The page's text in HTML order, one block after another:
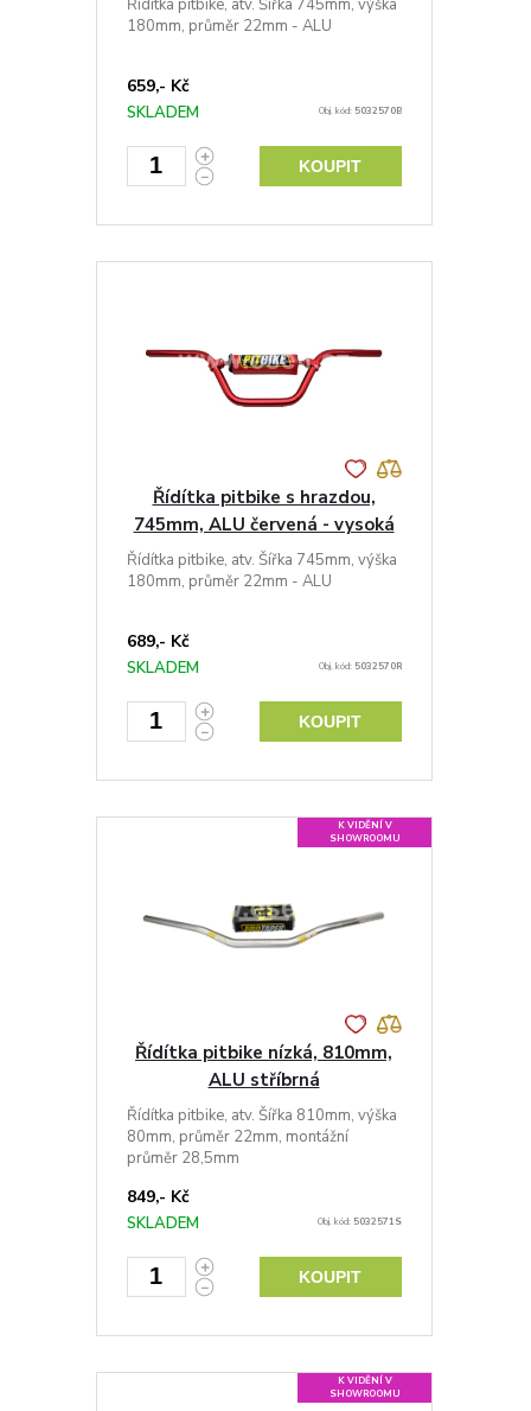
Řídítka pitbike, atv. Šířka 745mm, výška
180mm, průměr 22mm - ALU
659,- Kč
SKLADEM Obj. kód: 5032570B
KOUPIT
Řídítka pitbike s hrazdou,
745mm, ALU červená - vysoká
Řídítka pitbike, atv. Šířka 745mm, výška
180mm, průměr 22mm - ALU
689,- Kč
SKLADEM Obj. kód: 5032570R
KOUPIT
K VIDĚNÍ V
SHOWROOMU
Řídítka pitbike nízká, 810mm,
ALU stříbrná
Řídítka pitbike, atv. Šířka 810mm, výška
80mm, průměr 22mm, montážní
průměr 28,5mm
849,- Kč
SKLADEM Obj. kód: 5032571S
KOUPIT
K VIDĚNÍ V
SHOWROOMU